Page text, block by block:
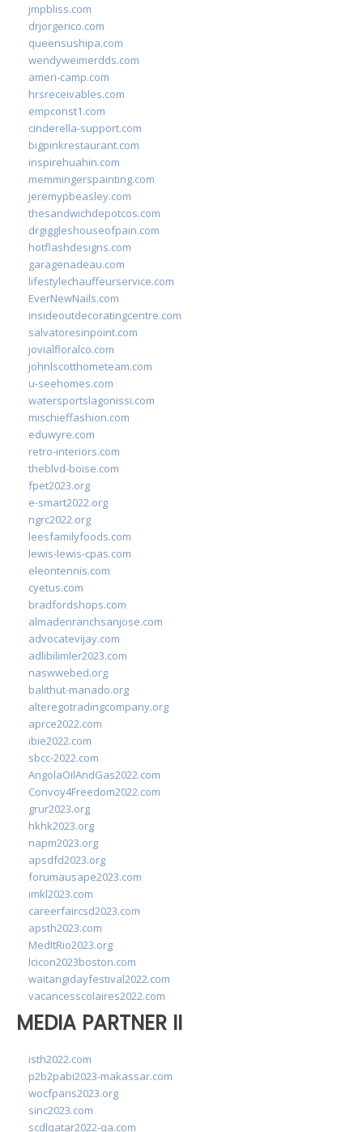
jmpbliss.com
drjorgerico.com
queensushipa.com
wendyweimerdds.com
ameri-camp.com
hrsreceivables.com
empconst1.com
cinderella-support.com
bigpinkrestaurant.com
inspirehuahin.com
memmingerspainting.com
jeremypbeasley.com
thesandwichdepotcos.com
drgiggleshouseofpain.com
hotflashdesigns.com
garagenadeau.com
lifestylechauffeurservice.com
EverNewNails.com
insideoutdecoratingcentre.com
salvatoresinpoint.com
jovialfloralco.com
johnlscotthometeam.com
u-seehomes.com
watersportslagonissi.com
mischieffashion.com
eduwyre.com
retro-interiors.com
theblvd-boise.com
fpet2023.org
e-smart2022.org
ngrc2022.org
leesfamilyfoods.com
lewis-lewis-cpas.com
eleontennis.com
cyetus.com
bradfordshops.com
almadenranchsanjose.com
advocatevijay.com
adlibilimler2023.com
naswwebed.org
balithut-manado.org
alteregotradingcompany.org
aprce2022.com
ibie2022.com
sbcc-2022.com
AngolaOilAndGas2022.com
Convoy4Freedom2022.com
grur2023.org
hkhk2023.org
napm2023.org
apsdfd2023.org
forumausape2023.com
imkl2023.com
careerfaircsd2023.com
apsth2023.com
MedItRio2023.org
lcicon2023boston.com
waitangidayfestival2022.com
vacancesscolaires2022.com
MEDIA PARTNER II
isth2022.com
p2b2pabi2023-makassar.com
wocfparis2023.org
sinc2023.com
scdlqatar2022-qa.com